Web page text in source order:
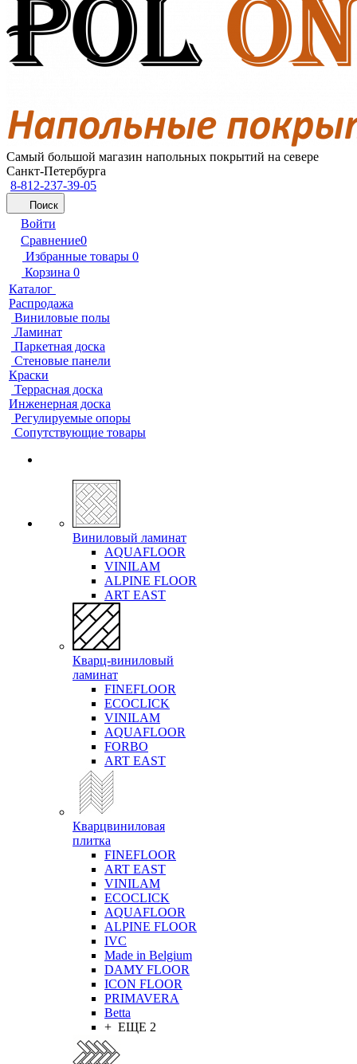
Самый большой магазин напольных покрытий на севере
Санкт-Петербурга
8-812-237-39-05
Поиск
Войти
Сравнение0
Избранные товары 0
Корзина 0
Каталог
Распродажа
Виниловые полы
Ламинат
Паркетная доска
Стеновые панели
Краски
Террасная доска
Инженерная доска
Регулируемые опоры
Сопутствующие товары
Виниловый ламинат
AQUAFLOOR
VINILAM
ALPINE FLOOR
ART EAST
Кварц-виниловый
ламинат
FINEFLOOR
ECOCLICK
VINILAM
AQUAFLOOR
FORBO
ART EAST
Кварцвиниловая
плитка
FINEFLOOR
ART EAST
VINILAM
ECOCLICK
AQUAFLOOR
ALPINE FLOOR
IVC
Made in Belgium
DAMY FLOOR
ICON FLOOR
PRIMAVERA
Betta
+ ЕЩЕ 2